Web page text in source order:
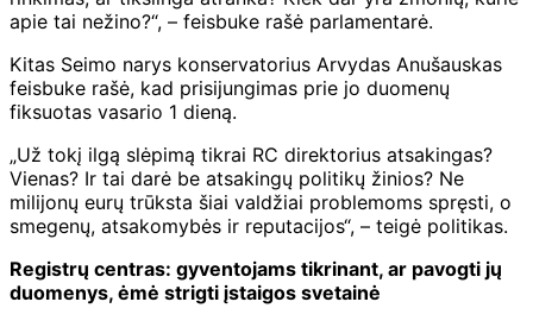
apie tai nežino?“, – feisbuke rašė parlamentarė.
Kitas Seimo narys konservatorius Arvydas Anušauskas
feisbuke rašė, kad prisijungimas prie jo duomenų
fiksuotas vasario 1 dieną.
„Už tokį ilgą slėpimą tikrai RC direktorius atsakingas?
Vienas? Ir tai darė be atsakingų politikų žinios? Ne
milijonų eurų trūksta šiai valdžiai problemoms spręsti, o
smegenų, atsakomybės ir reputacijos“, – teigė politikas.
Registrų centras: gyventojams tikrinant, ar pavogti jų
duomenys, ėmė strigti įstaigos svetainė